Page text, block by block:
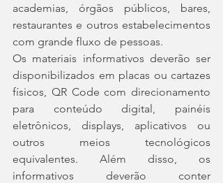
academias, órgãos públicos, bares,
restaurantes e outros estabelecimentos
com grande fluxo de pessoas.
Os materiais informativos deverão ser
disponibilizados em placas ou cartazes
físicos, QR Code com direcionamento
para conteúdo digital, painéis
eletrônicos, displays, aplicativos ou
outros meios tecnológicos
equivalentes. Além disso, os
informativos deverão conter